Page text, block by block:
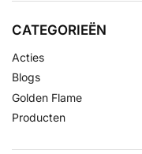
CATEGORIEËN
Acties
Blogs
Golden Flame
Producten